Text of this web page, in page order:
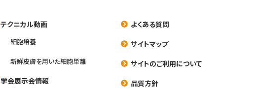
テクニカル動画
細胞培養
新鮮皮膚を用いた細胞単離
学会展示会情報
よくある質問
サイトマップ
サイトのご利用について
品質方針